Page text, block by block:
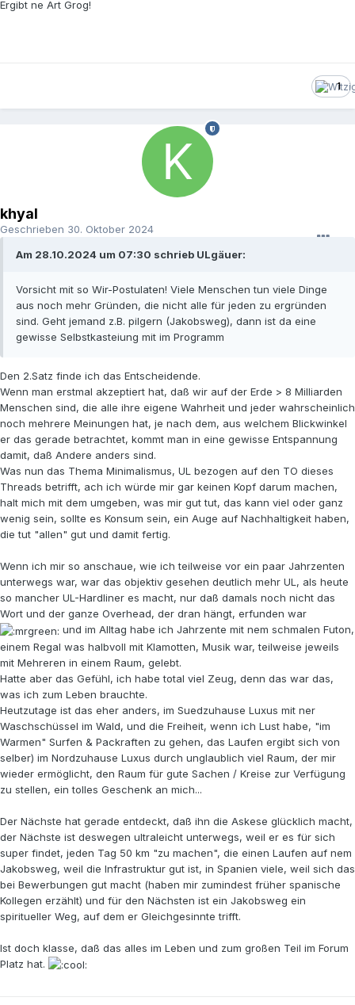
Ergibt ne Art Grog!
1
khyal
Geschrieben 30. Oktober 2024
Am 28.10.2024 um 07:30 schrieb ULgäuer:
Vorsicht mit so Wir-Postulaten! Viele Menschen tun viele Dinge
aus noch mehr Gründen, die nicht alle für jeden zu ergründen
sind. Geht jemand z.B. pilgern (Jakobsweg), dann ist da eine
gewisse Selbstkasteiung mit im Programm
Den 2.Satz finde ich das Entscheidende.
Wenn man erstmal akzeptiert hat, daß wir auf der Erde > 8 Milliarden
Menschen sind, die alle ihre eigene Wahrheit und jeder wahrscheinlich
noch mehrere Meinungen hat, je nach dem, aus welchem Blickwinkel
er das gerade betrachtet, kommt man in eine gewisse Entspannung
damit, daß Andere anders sind.
Was nun das Thema Minimalismus, UL bezogen auf den TO dieses
Threads betrifft, ach ich würde mir gar keinen Kopf darum machen,
halt mich mit dem umgeben, was mir gut tut, das kann viel oder ganz
wenig sein, sollte es Konsum sein, ein Auge auf Nachhaltigkeit haben,
die tut "allen" gut und damit fertig.
Wenn ich mir so anschaue, wie ich teilweise vor ein paar Jahrzenten
unterwegs war, war das objektiv gesehen deutlich mehr UL, als heute
so mancher UL-Hardliner es macht, nur daß damals noch nicht das
Wort und der ganze Overhead, der dran hängt, erfunden war
und im Alltag habe ich Jahrzente mit nem schmalen Futon,
einem Regal was halbvoll mit Klamotten, Musik war, teilweise jeweils
mit Mehreren in einem Raum, gelebt.
Hatte aber das Gefühl, ich habe total viel Zeug, denn das war das,
was ich zum Leben brauchte.
Heutzutage ist das eher anders, im Suedzuhause Luxus mit ner
Waschschüssel im Wald, und die Freiheit, wenn ich Lust habe, "im
Warmen" Surfen & Packraften zu gehen, das Laufen ergibt sich von
selber) im Nordzuhause Luxus durch unglaublich viel Raum, der mir
wieder ermöglicht, den Raum für gute Sachen / Kreise zur Verfügung
zu stellen, ein tolles Geschenk an mich...
Der Nächste hat gerade entdeckt, daß ihn die Askese glücklich macht,
der Nächste ist deswegen ultraleicht unterwegs, weil er es für sich
super findet, jeden Tag 50 km "zu machen", die einen Laufen auf nem
Jakobsweg, weil die Infrastruktur gut ist, in Spanien viele, weil sich das
bei Bewerbungen gut macht (haben mir zumindest früher spanische
Kollegen erzählt) und für den Nächsten ist ein Jakobsweg ein
spiritueller Weg, auf dem er Gleichgesinnte trifft.
Ist doch klasse, daß das alles im Leben und zum großen Teil im Forum
Platz hat.